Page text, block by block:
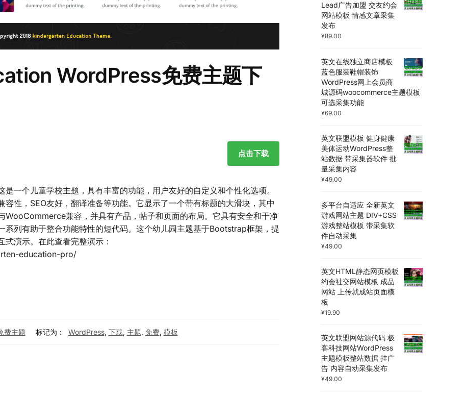
WordPress免费主题下
点击下载
一个儿童学校主题，具有丰富的功能，用户友好的自定义和个性化选项。
性，SEO友好，翻译准备等功能。它显示了一个带有标题的大滑块，其中
WooCommerce兼容，并具有产品，帖子和页面的布局。它具有安全和干净
系列有助于整合功能特性的短代码。这个幼儿园主题基于Bootstrap框架，提
演示。在此查看完整演示：
education-pro/
费主题 标记为： WordPress, 下载, 主题, 免费, 模板
Lead广告加盟 交友约会
网站模板 情感文章采集
发布
¥89.00
英文在线独立商店模板
蓝色服装鞋帽装饰
WordPress网上会员商
城源码woocommerce主题模板
可选采集功能
¥69.00
英文联盟模板 健身健康
美体运动WordPress整
站数据 带采集器软件 批
量采集内容
¥49.00
多平台自适应 全新英文
游戏网站主题 DIV+CSS
游戏整站模板 带采集软
件自动采集
¥49.00
英文HTML静态网页模板
约会社交网站模板 成品
网站 上传就成站页面模
板
¥19.90
英文联盟网站源代码 极
客科技网站WordPress
主题模板整站数据 挂广
告 内容自动采集发布
¥49.00